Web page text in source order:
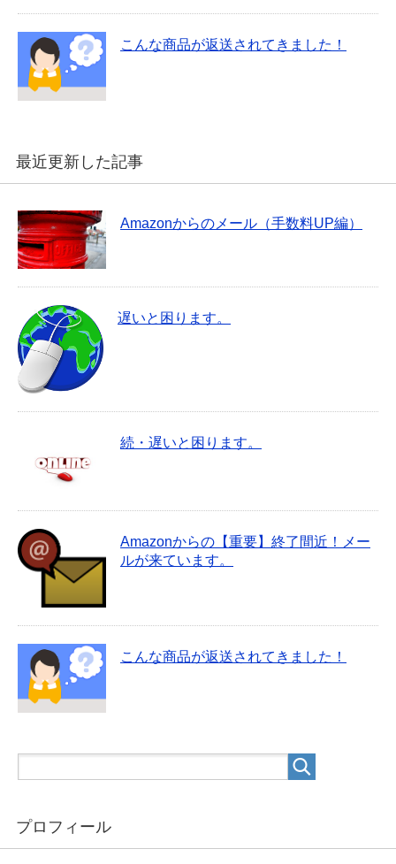
こんな商品が返送されてきました！
最近更新した記事
Amazonからのメール（手数料UP編）
遅いと困ります。
続・遅いと困ります。
Amazonからの【重要】終了間近！メー
ルが来ています。
こんな商品が返送されてきました！
プロフィール